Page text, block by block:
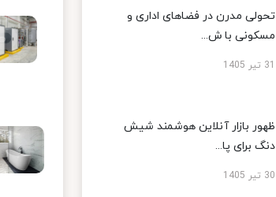
تحولی مدرن در فضاهای اداری و
مسکونی با ش...
31 تیر 1405
ظهور بازار آنلاین هوشمند شیش
دنگ برای پا...
30 تیر 1405